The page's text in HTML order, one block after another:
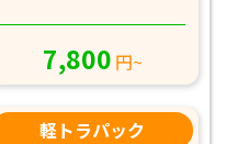
7,800 円~
軽トラパック